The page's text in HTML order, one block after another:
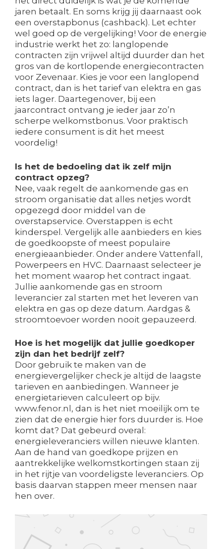
jaren betaalt. En soms krijg jij daarnaast ook
een overstapbonus (cashback). Let echter
wel goed op de vergelijking! Voor de energie
industrie werkt het zo: langlopende
contracten zijn vrijwel altijd duurder dan het
gros van de kortlopende energiecontracten
voor Zevenaar. Kies je voor een langlopend
contract, dan is het tarief van elektra en gas
iets lager. Daartegenover, bij een
jaarcontract ontvang je ieder jaar zo’n
scherpe welkomstbonus. Voor praktisch
iedere consument is dit het meest
voordelig!
Is het de bedoeling dat ik zelf mijn
contract opzeg?
Nee, vaak regelt de aankomende gas en
stroom organisatie dat alles netjes wordt
opgezegd door middel van de
overstapservice. Overstappen is echt
kinderspel. Vergelijk alle aanbieders en kies
de goedkoopste of meest populaire
energieaanbieder. Onder andere Vattenfall,
Powerpeers en HVC. Daarnaast selecteer je
het moment waarop het contract ingaat.
Jullie aankomende gas en stroom
leverancier zal starten met het leveren van
elektra en gas op deze datum. Aardgas &
stroomtoevoer worden nooit gepauzeerd.
Hoe is het mogelijk dat jullie goedkoper
zijn dan het bedrijf zelf?
Door gebruik te maken van de
energievergelijker check je altijd de laagste
tarieven en aanbiedingen. Wanneer je
energietarieven calculeert op bijv.
www.fenor.nl, dan is het niet moeilijk om te
zien dat de energie hier fors duurder is. Hoe
komt dat? Dat gebeurd overal:
energieleveranciers willen nieuwe klanten.
Aan de hand van goedkope prijzen en
aantrekkelijke welkomstkortingen staan zij
in het rijtje van voordeligste leveranciers. Op
basis daarvan stappen meer mensen naar
hen over.